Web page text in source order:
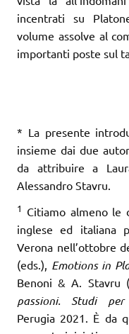
incentrati su
volume assolve al
importanti poste sul
* La presente
insieme dai due
da attribuire a
Alessandro Stavru.
1 Citiamo almeno le
inglese ed italiana
Verona nell’ottobre
(eds.), Emotions in
Benoni & A. Stavru
passioni. Studi
Perugia 2021. È da